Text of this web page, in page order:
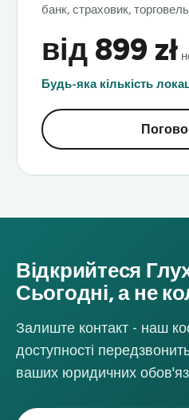
банк, страховик,
від 899 zł
Будь-яка кількість
Відкрийтеся
Сьогодні, а не
Залиште контакт - наш
доступності
ваших юридичних